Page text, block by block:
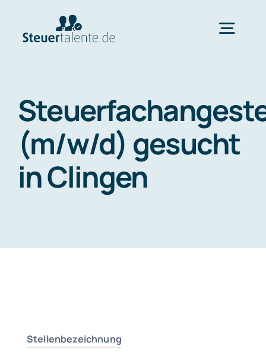
Wechsel
Ablauf
(m/w/d) gesucht
in Clingen
Stellenbezeichnung